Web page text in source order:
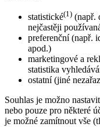
statistické(1) (např.
nejčastěji
preferenční (např.
apod.)
marketingové a
statistika
ostatní (jiné
Souhlas je možno
nebo pouze pro některé
je možné zamítnout vše